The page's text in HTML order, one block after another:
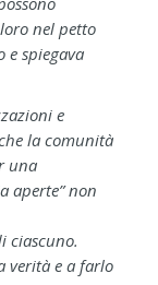
nel petto
e spiegava
e
la comunità
una
aperte” non
ciascuno.
verità e a farlo